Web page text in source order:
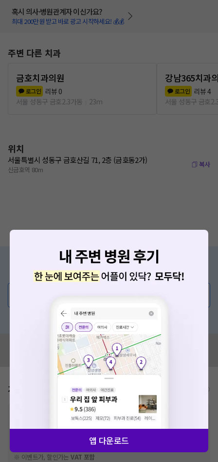
혹시 의사·병원관계자 이신가요?
최대 200만원 받고 바로 광고 시작하세요! 💰💰
주변 다른 치과
금호치과의원
로그인 리뷰 0
서울 성동구 금호2.3가동
23m
강남365치과
로그인 리뷰4
서울 성동구 금호
위치
서울특별시 성동구 금호산길 71, 2층 (금호동2가)
신금호역 80m
복사
증상/치료, 궁금한 점이 있나요?
의사가 직접 답해드려요!
혹은, 의료상담 서비스에 다양한 게시글 보러가기
혹시 잘못된 병원정보가 있나요?
모두닥 팀에 알려주세요!
가격표
비급여 항목의 경우,추가비용 등으로 실제 가격과 상이할 수 있으니, 정확
한 가격은 해당 의료기관에 직접 문의해주세요.
※급여 항목의 경우,건강보험심사평가원에 고지되어 있는 급여 진료 기준 가
격입니다. (진료와 연관된 복합적인 비용이 추가되어, 병원마다 금액이 다르게
산정될 수 있는 점 참고 바랍니다.)
※ 이벤트가, 할인가는VAT 포함
앱 다운로드